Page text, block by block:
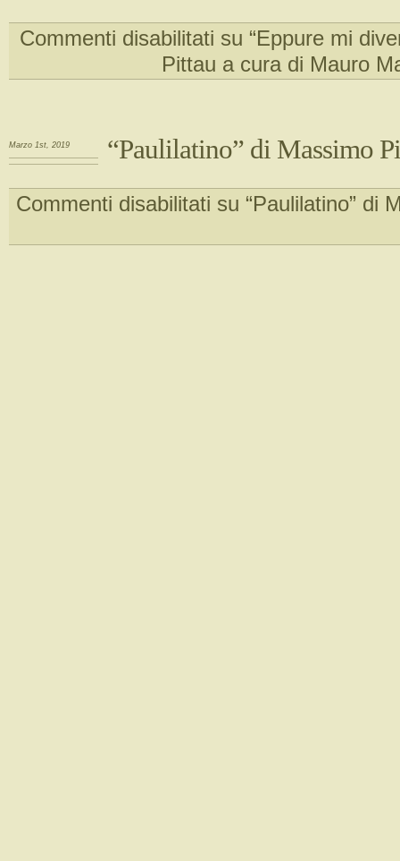
Commenti disabilitati su “Eppure mi
Pittau a cura di Mauro
Marzo 1st, 2019 “Paulilatino” di Massimo
Commenti disabilitati su “Paulilatino” di